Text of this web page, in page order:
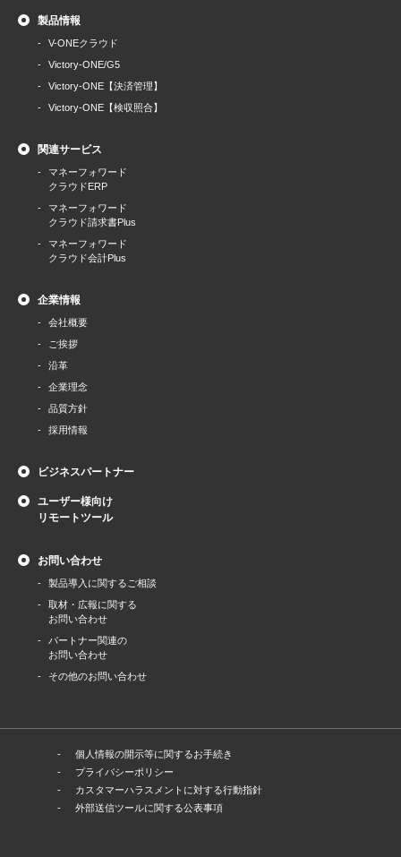
製品情報
V-ONEクラウド
Victory-ONE/G5
Victory-ONE【決済管理】
Victory-ONE【検収照合】
関連サービス
マネーフォワード
クラウドERP
マネーフォワード
クラウド請求書Plus
マネーフォワード
クラウド会計Plus
企業情報
会社概要
ご挨拶
沿革
企業理念
品質方針
採用情報
ビジネスパートナー
ユーザー様向け
リモートツール
お問い合わせ
製品導⼊に関するご相談
取材・広報に関する
お問い合わせ
パートナー関連の
お問い合わせ
その他のお問い合わせ
個人情報の開示等に関するお手続き
プライバシーポリシー
カスタマーハラスメントに対する行動指針
外部送信ツールに関する公表事項